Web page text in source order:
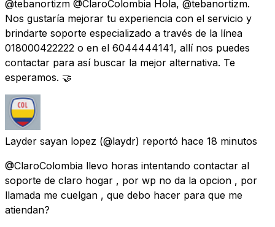
@tebanortizm @ClaroColombia Hola, @tebanortizm.
Nos gustaría mejorar tu experiencia con el servicio y
brindarte soporte especializado a través de la línea
018000422222 o en el 6044444141, allí nos puedes
contactar para así buscar la mejor alternativa. Te
esperamos. 🤝
Layder sayan lopez (@laydr) reportó hace 18 minutos
@ClaroColombia llevo horas intentando contactar al
soporte de claro hogar , por wp no da la opcion , por
llamada me cuelgan , que debo hacer para que me
atiendan?